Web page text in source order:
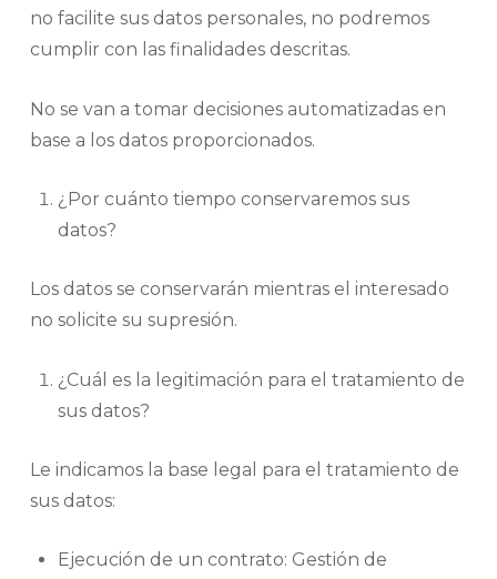
no facilite sus datos personales, no podremos
cumplir con las finalidades descritas.
No se van a tomar decisiones automatizadas en
base a los datos proporcionados.
¿Por cuánto tiempo conservaremos sus
datos?
Los datos se conservarán mientras el interesado
no solicite su supresión.
¿Cuál es la legitimación para el tratamiento de
sus datos?
Le indicamos la base legal para el tratamiento de
sus datos:
Ejecución de un contrato: Gestión de